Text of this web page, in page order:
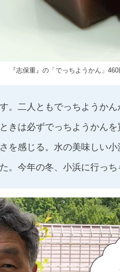
『志保重』の「でっちようかん」
。二人ともでっちようか
きは必ずでっちようかん
を感じる。水の美味しい
。今年の冬、小浜に行っち